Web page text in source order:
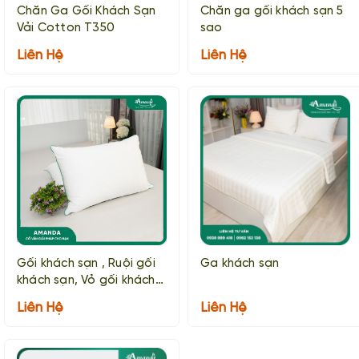
Chăn Ga Gối Khách Sạn
Vải Cotton T350
Liên Hệ
Chăn ga gối khách sạn 5
sao
Liên Hệ
Gối khách sạn , Ruội gối
khách sạn, Vỏ gối khách
Liên Hệ
Ga khách sạn
Liên Hệ